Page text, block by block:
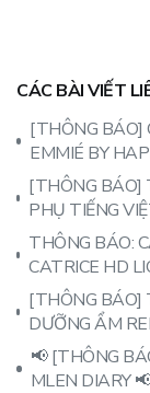
CÁC BÀI VIẾT
[THÔNG BÁO]
EMMIÉ BY
[THÔNG BÁO]
PHỤ TIẾNG
THÔNG BÁO:
CATRICE HD
[THÔNG BÁO]
DƯỠNG ẨM
📢 [THÔNG
MLEN DIARY